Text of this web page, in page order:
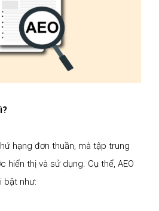
hạng đơn thuần, mà tập trung
hiển thị và sử dụng. Cụ thể, AEO
bật như: